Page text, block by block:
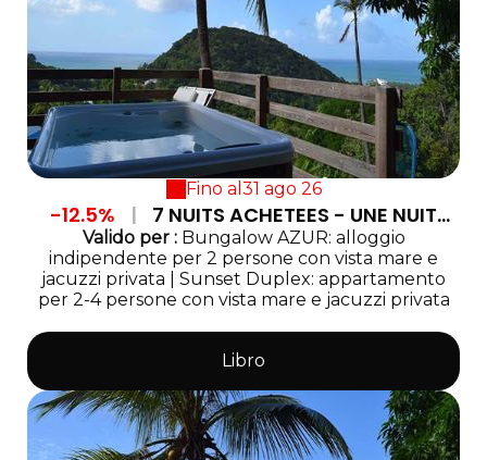
Fino al 31 ago 26
-12.5% |
GRATUITE
Valido per:Bungalow AZUR: alloggio
indipendente per 2 persone con vista mare e
jacuzzi privata
Sunset Duplex: appartamento
per 2-4 persone con vista mare e jacuzzi privata
Libro